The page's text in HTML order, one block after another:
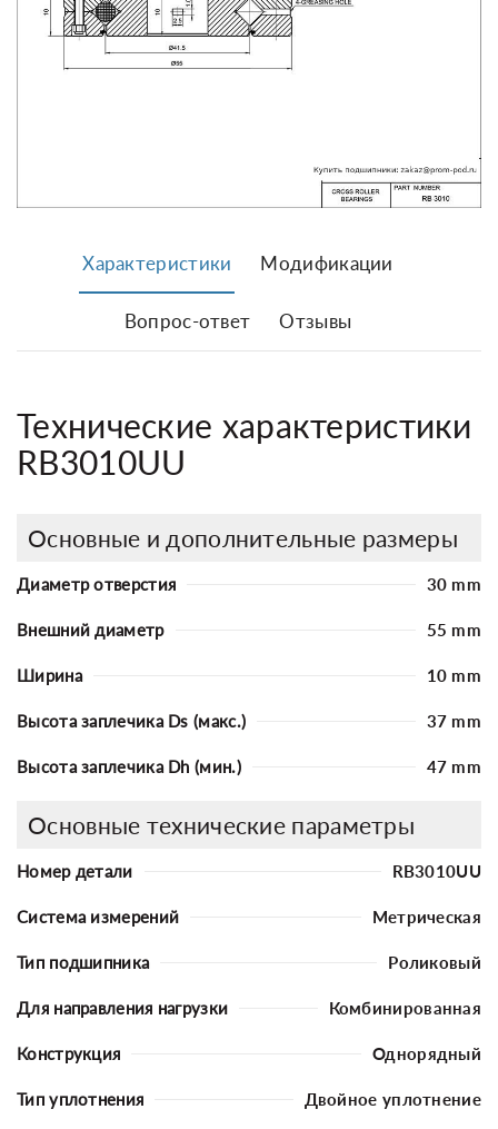
Характеристики Модификации
Вопрос-ответ Отзывы
Технические характеристики
RB3010UU
Основные и дополнительные размеры
Диаметр отверстия 30 mm
Внешний диаметр 55 mm
Ширина 10 mm
Высота заплечика Ds (макс.) 37 mm
Высота заплечика Dh (мин.) 47 mm
Основные технические параметры
Номер детали RB3010UU
Система измерений Метрическая
Тип подшипника Роликовый
Для направления нагрузки Комбинированная
Конструкция Однорядный
Тип уплотнения Двойное уплотнение